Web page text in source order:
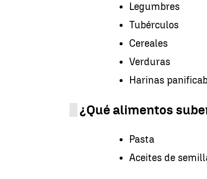
Legumbres
Tubérculos
Cereales
Verduras
Harinas
¿Qué alimentos
Pasta
Aceites de